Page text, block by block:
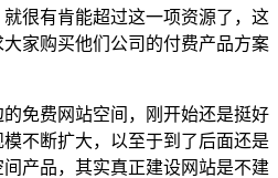
很有肯能超过这一项资源了，这
家购买他们公司的付费产品方案
免费网站空间，刚开始还是挺好
不断扩大，以至于到了后面还是
产品，其实真正建设网站是不建